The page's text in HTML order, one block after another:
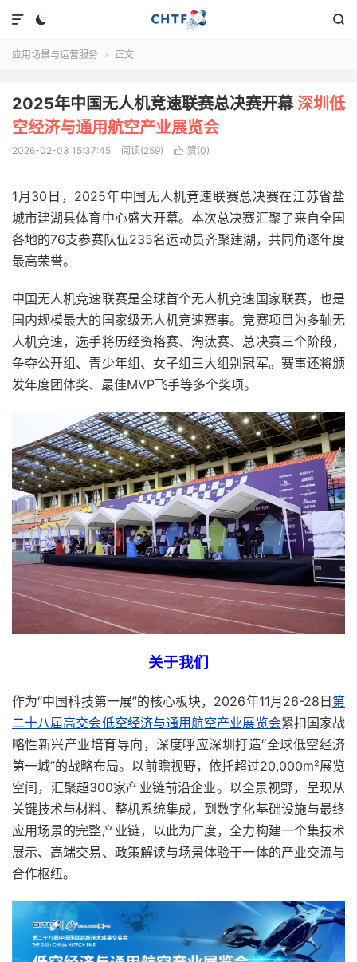
 

应用场景与运营服务  正文
2025年中国无人机竞速联赛总决赛开幕深圳低
空经济与通用航空产业展览会
2026-02-03 15:37:45 阅读(259)  赞(0)
1月30日，2025年中国无人机竞速联赛总决赛在江苏省盐
城市建湖县体育中心盛大开幕。本次总决赛汇聚了来自全国
各地的76支参赛队伍235名运动员齐聚建湖，共同角逐年度
最高荣誉。
中国无人机竞速联赛是全球首个无人机竞速国家联赛，也是
国内规模最大的国家级无人机竞速赛事。竞赛项目为多轴无
人机竞速，选手将历经资格赛、淘汰赛、总决赛三个阶段，
争夺公开组、青少年组、女子组三大组别冠军。赛事还将颁
发年度团体奖、最佳MVP飞手等多个奖项。
关于我们
作为“中国科技第一展”的核心板块，2026年11月26-28日第
二十八届高交会低空经济与通用航空产业展览会紧扣国家战
略性新兴产业培育导向，深度呼应深圳打造“全球低空经济
第一城”的战略布局。以前瞻视野，依托超过20,000m²展览
空间，汇聚超300家产业链前沿企业。以全景视野，呈现从
关键技术与材料、整机系统集成，到数字化基础设施与最终
应用场景的完整产业链，以此为广度，全力构建一个集技术
展示、高端交易、政策解读与场景体验于一体的产业交流与
合作枢纽。